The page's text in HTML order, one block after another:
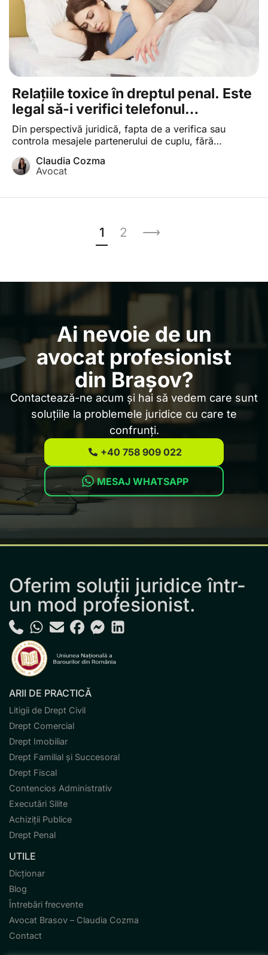
Relațiile toxice în dreptul penal. Este
legal să-i verifici telefonul
partenerului tău?
Din perspectivă juridică, fapta de a verifica sau
controla mesajele partenerului de cuplu, fără
Claudia Cozma
Avocat
1 2 ⟶
Ai nevoie de un
avocat profesionist
din Brașov?
Contactează-ne acum și hai să vedem care sunt
soluțiile la problemele juridice cu care te
confrunți.
+40 758 909 022
MESAJ WHATSAPP
Oferim soluții juridice într-
un mod profesionist.
ARII DE PRACTICĂ
Litigii de Drept Civil
Drept Comercial
Drept Imobiliar
Drept Familial și Succesoral
Drept Fiscal
Contencios Administrativ
Executări Silite
Achiziții Publice
Drept Penal
UTILE
Dicționar
Blog
Întrebări frecvente
Avocat Brasov – Claudia Cozma
Contact